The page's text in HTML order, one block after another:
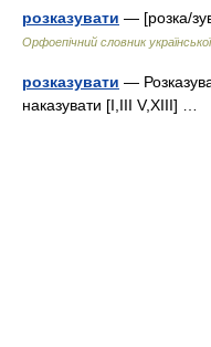
розказувати — [розка/
Орфоепічний словник
розказувати —
наказувати [I,III V,XIII] …